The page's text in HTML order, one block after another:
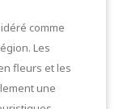
comme
Les
fleurs et les
une